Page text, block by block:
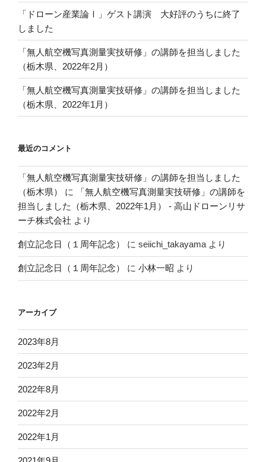
「ドローン産業論Ⅰ」ゲスト講演 大好評のうちに終了
しました
「無人航空機写真測量実技研修」の講師を担当しました
（栃木県、2022年2月）
「無人航空機写真測量実技研修」の講師を担当しました
（栃木県、2022年1月）
最近のコメント
「無人航空機写真測量実技研修」の講師を担当しました
（栃木県）
に
「無人航空機写真測量実技研修」の講師を
担当しました（栃木県、2022年1月） - 高山ドローンリサ
ーチ株式会社 より
創立記念日（１周年記念） に seiichi_takayama より
創立記念日（１周年記念） に 小林一昭 より
アーカイブ
2023年8月
2023年2月
2022年8月
2022年2月
2022年1月